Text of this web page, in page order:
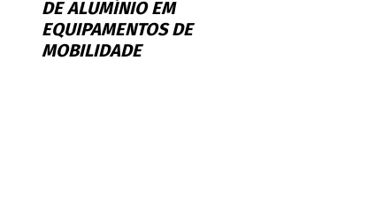
DE ALUMÍNIO EM
EQUIPAMENTOS DE
MOBILIDADE